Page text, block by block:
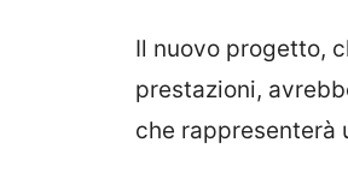
Il nuovo progetto,
prestazioni,
che rappresenterà